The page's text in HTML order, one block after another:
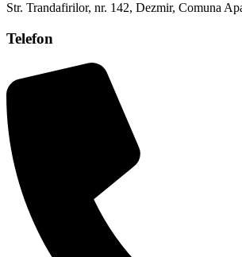
Str. Trandafirilor, nr. 142, Dezmir, Comuna
Telefon